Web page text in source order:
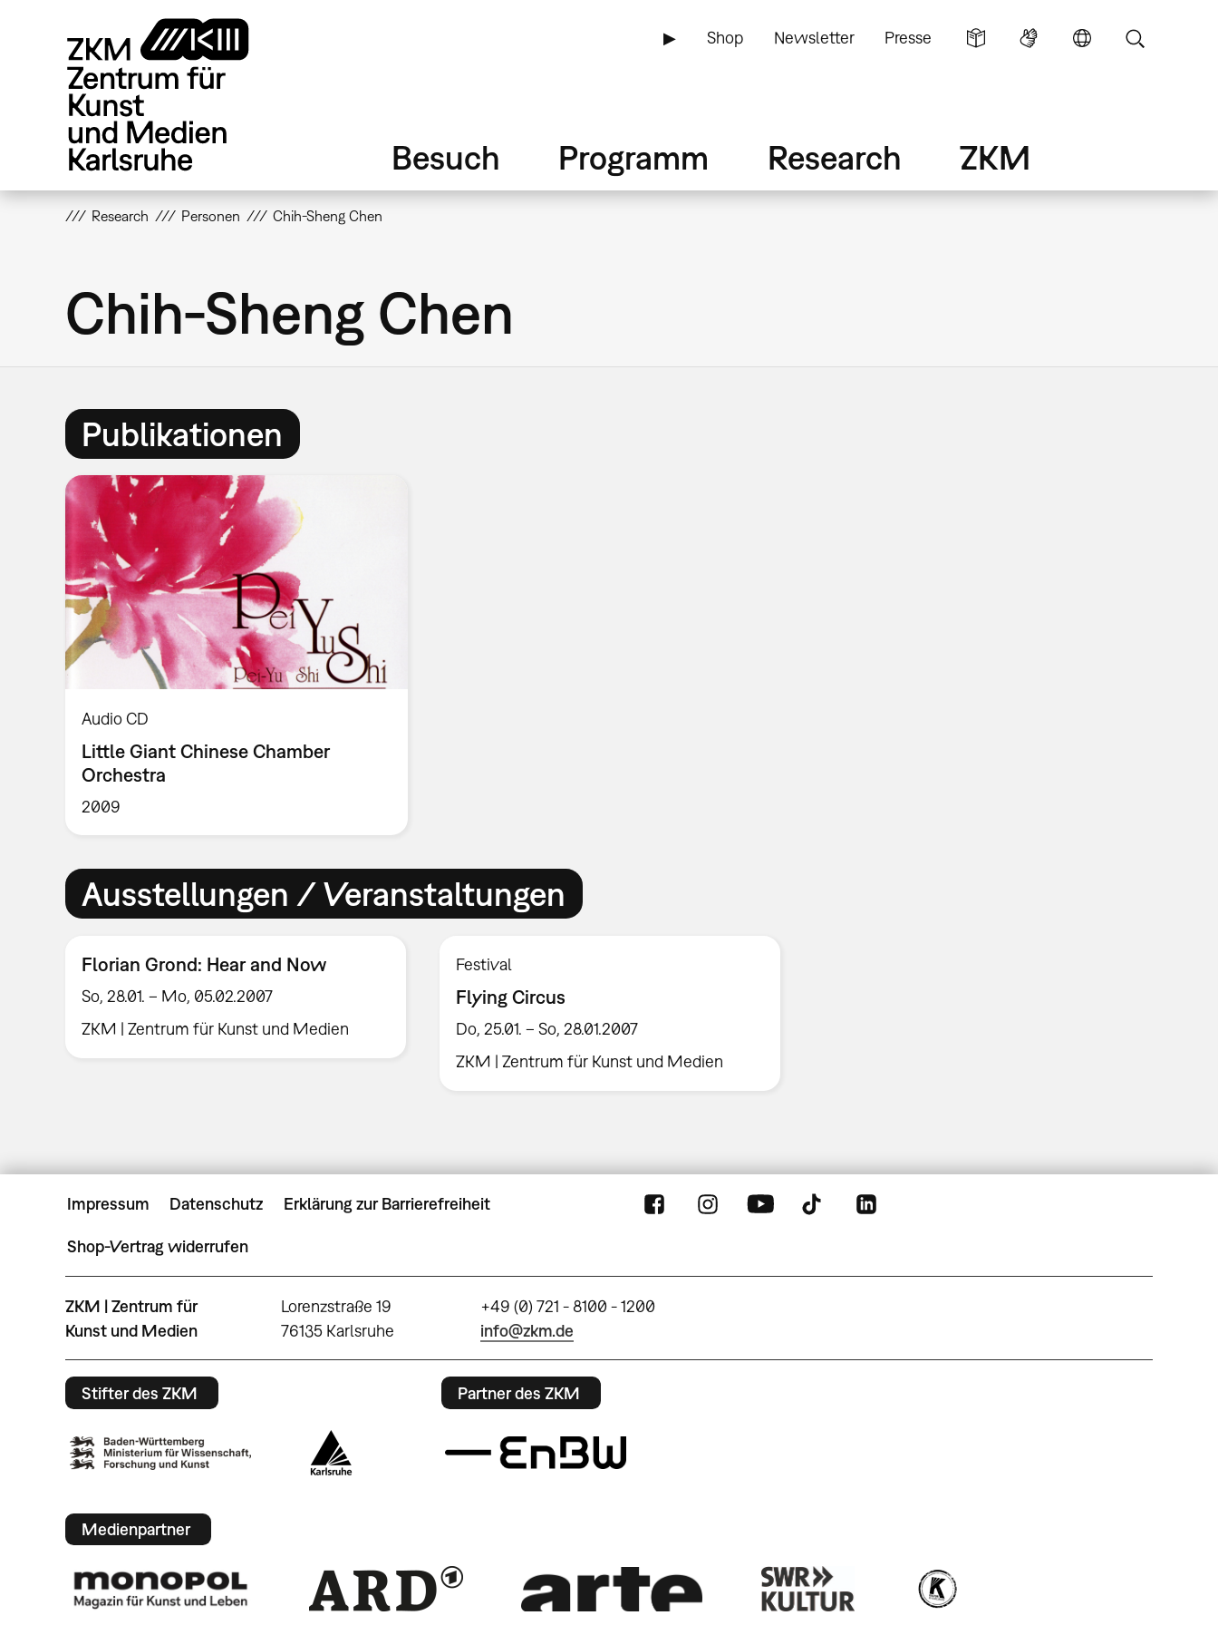
▶ Shop Newsletter Presse
Besuch Programm Research ZKM
Research Personen Chih-Sheng Chen
Chih-Sheng Chen
Publikationen
Audio CD
Little Giant Chinese Chamber
Orchestra
2009
Ausstellungen / Veranstaltungen
Florian Grond: Hear and Now
So, 28.01. – Mo, 05.02.2007
ZKM | Zentrum für Kunst und Medien
Festival
Flying Circus
Do, 25.01. – So, 28.01.2007
ZKM | Zentrum für Kunst und Medien
Impressum Datenschutz Erklärung zur Barrierefreiheit
Shop-Vertrag widerrufen
ZKM | Zentrum für
Kunst und Medien
Lorenzstraße 19
76135 Karlsruhe
+49 (0) 721 - 8100 - 1200
info@zkm.de
Stifter des ZKM Partner des ZKM
Medienpartner